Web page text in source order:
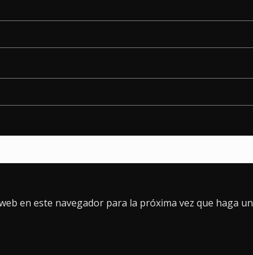
en este navegador para la próxima vez que haga un